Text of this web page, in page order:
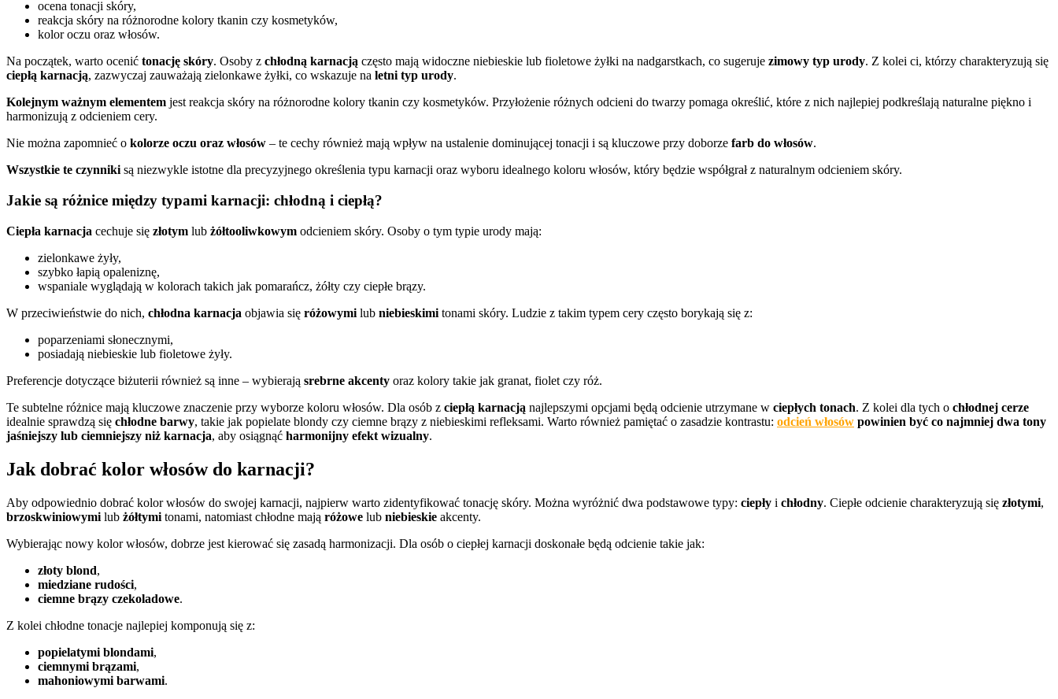
ocena tonacji skóry,
reakcja skóry na różnorodne kolory tkanin czy kosmetyków,
kolor oczu oraz włosów.
Na początek, warto ocenić tonację skóry. Osoby z chłodną karnacją często mają widoczne niebieskie lub fioletowe żyłki na nadgarstkach, co sugeruje zimowy typ urody. Z kolei ci, którzy charakteryzują się
ciepłą karnacją, zazwyczaj zauważają zielonkawe żyłki, co wskazuje na letni typ urody.
Kolejnym ważnym elementem jest reakcja skóry na różnorodne kolory tkanin czy kosmetyków. Przyłożenie różnych odcieni do twarzy pomaga określić, które z nich najlepiej podkreślają naturalne piękno i
harmonizują z odcieniem cery.
Nie można zapomnieć o kolorze oczu oraz włosów – te cechy również mają wpływ na ustalenie dominującej tonacji i są kluczowe przy doborze farb do włosów.
Wszystkie te czynnikisą niezwykle istotne dla precyzyjnego określenia typu karnacji oraz wyboru idealnego koloru włosów, który będzie współgrał z naturalnym odcieniem skóry.
Jakie są różnice między typami karnacji: chłodną i ciepłą?
Ciepła karnacja cechuje się złotym lub żółtooliwkowym odcieniem skóry. Osoby o tym typie urody mają:
zielonkawe żyły,
szybko łapią opaleniznę,
wspaniale wyglądają w kolorach takich jak pomarańcz, żółty czy ciepłe brązy.
W przeciwieństwie do nich, chłodna karnacja objawia się różowymi lub niebieskimi tonami skóry. Ludzie z takim typem cery często borykają się z:
poparzeniami słonecznymi,
posiadają niebieskie lub fioletowe żyły.
Preferencje dotyczące biżuterii również są inne – wybierają srebrne akcenty oraz kolory takie jak granat, fiolet czy róż.
Te subtelne różnice mają kluczowe znaczenie przy wyborze koloru włosów. Dla osób z ciepłą karnacją najlepszymi opcjami będą odcienie utrzymane w ciepłych tonach. Z kolei dla tych o chłodnej cerze
idealnie sprawdzą się chłodne barwy, takie jak popielate blondy czy ciemne brązy z niebieskimi refleksami. Warto również pamiętać o zasadzie kontrastu: odcień włosów powinien być co najmniej dwa tony
jaśniejszy lub ciemniejszy niż karnacja, aby osiągnąć harmonijny efekt wizualny.
Jak dobrać kolor włosów do karnacji?
Aby odpowiednio dobrać kolor włosów do swojej karnacji, najpierw warto zidentyfikować tonację skóry. Można wyróżnić dwa podstawowe typy: ciepły i chłodny. Ciepłe odcienie charakteryzują się złotymi,
brzoskwiniowymi lub żółtymi tonami, natomiast chłodne mają różowe lub niebieskie akcenty.
Wybierając nowy kolor włosów, dobrze jest kierować się zasadą harmonizacji. Dla osób o ciepłej karnacji doskonałe będą odcienie takie jak:
złoty blond,
miedziane rudości,
ciemne brązy czekoladowe.
Z kolei chłodne tonacje najlepiej komponują się z:
popielatymi blondami,
ciemnymi brązami,
mahoniowymi barwami.